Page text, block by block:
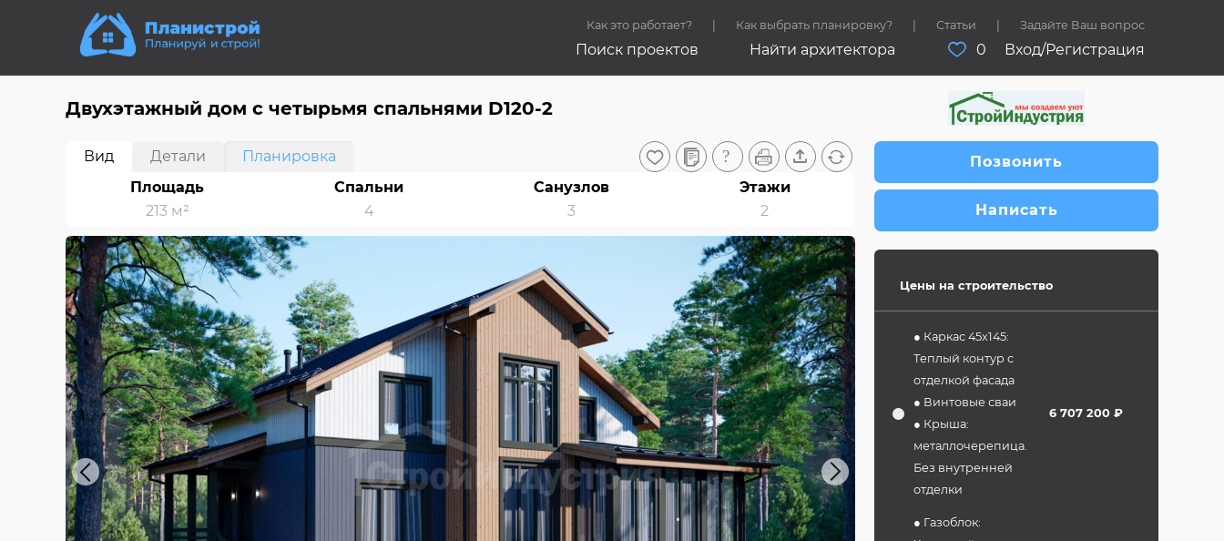
Как это работает? Как выбрать планировку? Статьи Задайте Ваш вопрос
Поиск проектов Найти архитектора 0 Вход/Регистрация
Двухэтажный дом с четырьмя спальнями D120-2
Вид Детали
Планировка
Площадь
213 м²
Спальни
4
Санузлов
3
Этажи
2
Previous Next
Позвонить
Написать
Цены на строительство
● Каркас 45х145:
Теплый контур с
отделкой фасада
● Винтовые сваи
● Крыша:
металлочерепица.
Без внутренней
отделки
6 707 200 ₽
● Газоблок: